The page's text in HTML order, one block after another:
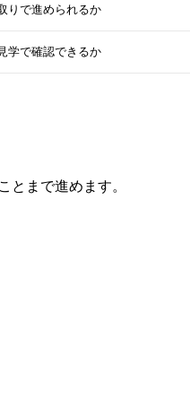
りで進められるか
学で確認できるか
まで進めます。